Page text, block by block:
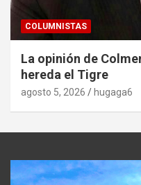
COLUMNISTAS
La opinión de
hereda el Tigre
agosto 5, 2026 hugaga6